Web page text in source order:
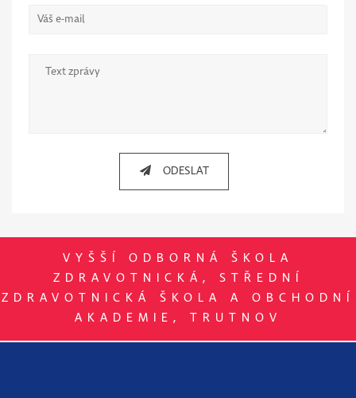
OBDOBÍ -
ODESLAT
VYŠŠÍ ODBORNÁ ŠKOLA
ZDRAVOTNICKÁ, STŘEDNÍ
ZDRAVOTNICKÁ ŠKOLA A OBCHODNÍ
AKADEMIE, TRUTNOV